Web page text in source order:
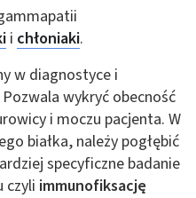
i chłoniaki.
w diagnostyce i
wykryć obecność
i moczu pacjenta. W
białka, należy pogłębić
specyficzne badanie
czyli immunofiksację